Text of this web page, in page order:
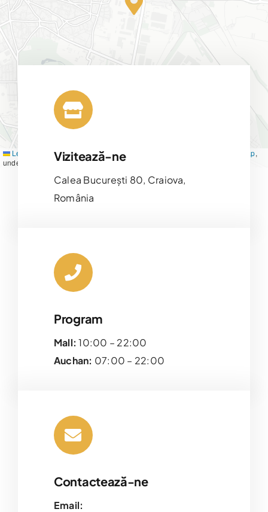
Leaflet Map tiles byCARTO , under OpenStreetMap,
under ODbL.
Vizitează-ne
Calea București 80, Craiova,
România
Program
Mall: 10:00 – 22:00
Auchan: 07:00 – 22:00
Contactează-ne
Email: